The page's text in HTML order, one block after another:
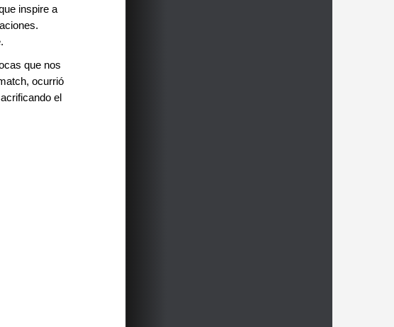
inspire a
que nos
ocurrió
el